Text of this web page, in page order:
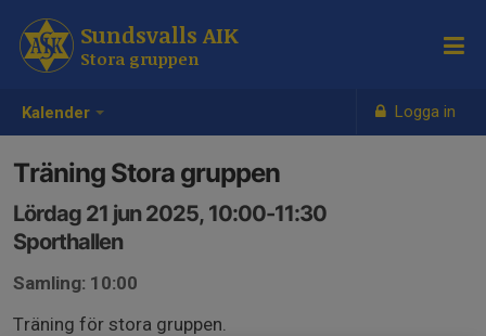
Kalender Logga in
Sundsvalls AIK
Stora gruppen
Träning Stora gruppen
Lördag 21 jun 2025, 10:00-11:30
Sporthallen
Samling: 10:00
Träning för stora gruppen.